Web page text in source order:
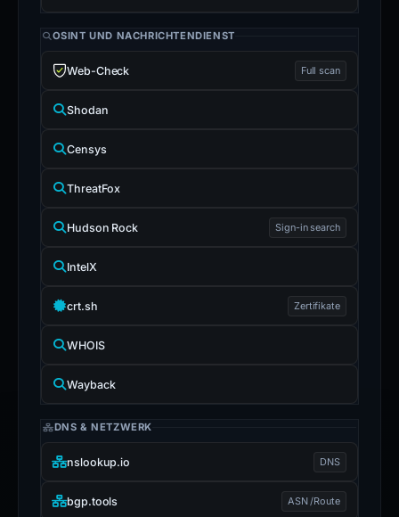
OSINT UND NACHRICHTENDIENST
Web-Check Full scan
Shodan
Censys
ThreatFox
Hudson Rock Sign-in search
IntelX
crt.sh Zertifikate
WHOIS
Wayback
DNS & NETZWERK
nslookup.io DNS
bgp.tools ASN /Route